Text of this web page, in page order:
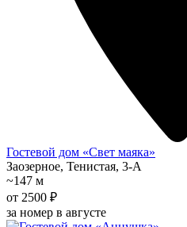
Гостевой дом «Свет маяка»
Заозерное, Тенистая, 3-А
~147 м
от 2500 ₽
за номер в августе